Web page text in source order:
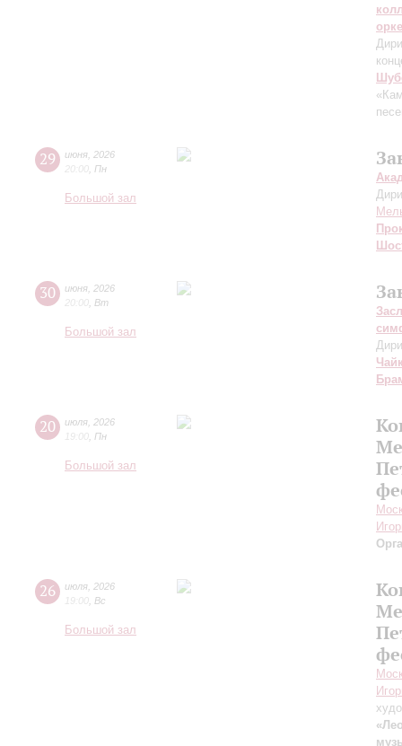
29 июня 2026
20:00 Пн
Большой зал
30 июня 2026
20:00 Вт
Большой зал
20 июля 2026
19:00 Пн
Большой зал
26 июля 2026
19:00 Вс
Большой зал